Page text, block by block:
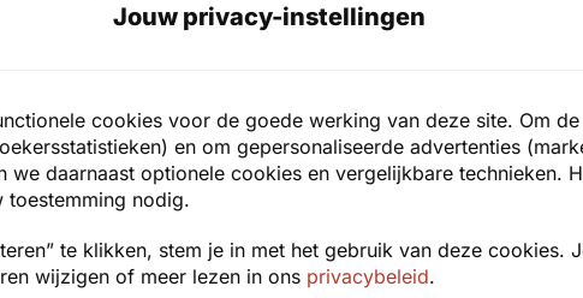
is óók belangrijk. Neem af en toe rust tussen
op Vulkanisme.nl. Één van de manieren om
van een bordspel. Hieronder een suggestie
Oh No Volcano is een spannend en vrolijk
Jouw privacy-instellingen
cookies voor de goede werking van deze site. Om
en om gepersonaliseerde advertenties
we daarnaast optionele cookies en vergelijkbare technieken.
toestemming nodig.
te klikken, stem je in met het gebruik van deze cookies.
wijzigen of meer lezen in ons privacybeleid.